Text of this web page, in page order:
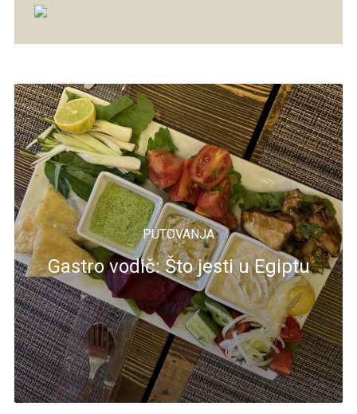
PUTOVANJA
Gastro vodič: Što jesti u Egiptu